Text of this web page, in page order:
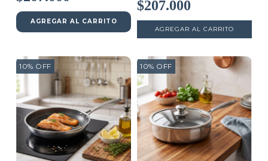
AGREGAR AL CARRITO
$207.000
10% OFF 10% OFF